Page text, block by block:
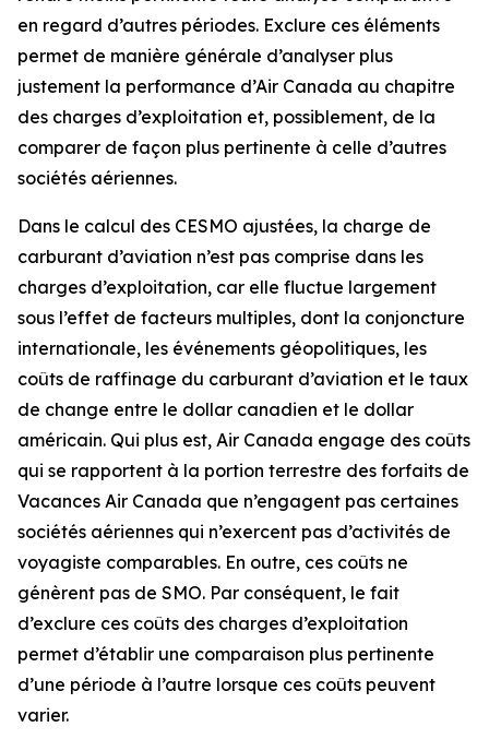
en regard d’autres périodes. Exclure ces éléments
permet de manière générale d’analyser plus
justement la performance d’Air Canada au chapitre
des charges d’exploitation et, possiblement, de la
comparer de façon plus pertinente à celle d’autres
sociétés aériennes.
Dans le calcul des CESMO ajustées, la charge de
carburant d’aviation n’est pas comprise dans les
charges d’exploitation, car elle fluctue largement
sous l’effet de facteurs multiples, dont la conjoncture
internationale, les événements géopolitiques, les
coûts de raffinage du carburant d’aviation et le taux
de change entre le dollar canadien et le dollar
américain. Qui plus est, Air Canada engage des coûts
qui se rapportent à la portion terrestre des forfaits de
Vacances Air Canada que n’engagent pas certaines
sociétés aériennes qui n’exercent pas d’activités de
voyagiste comparables. En outre, ces coûts ne
génèrent pas de SMO. Par conséquent, le fait
d’exclure ces coûts des charges d’exploitation
permet d’établir une comparaison plus pertinente
d’une période à l’autre lorsque ces coûts peuvent
varier.